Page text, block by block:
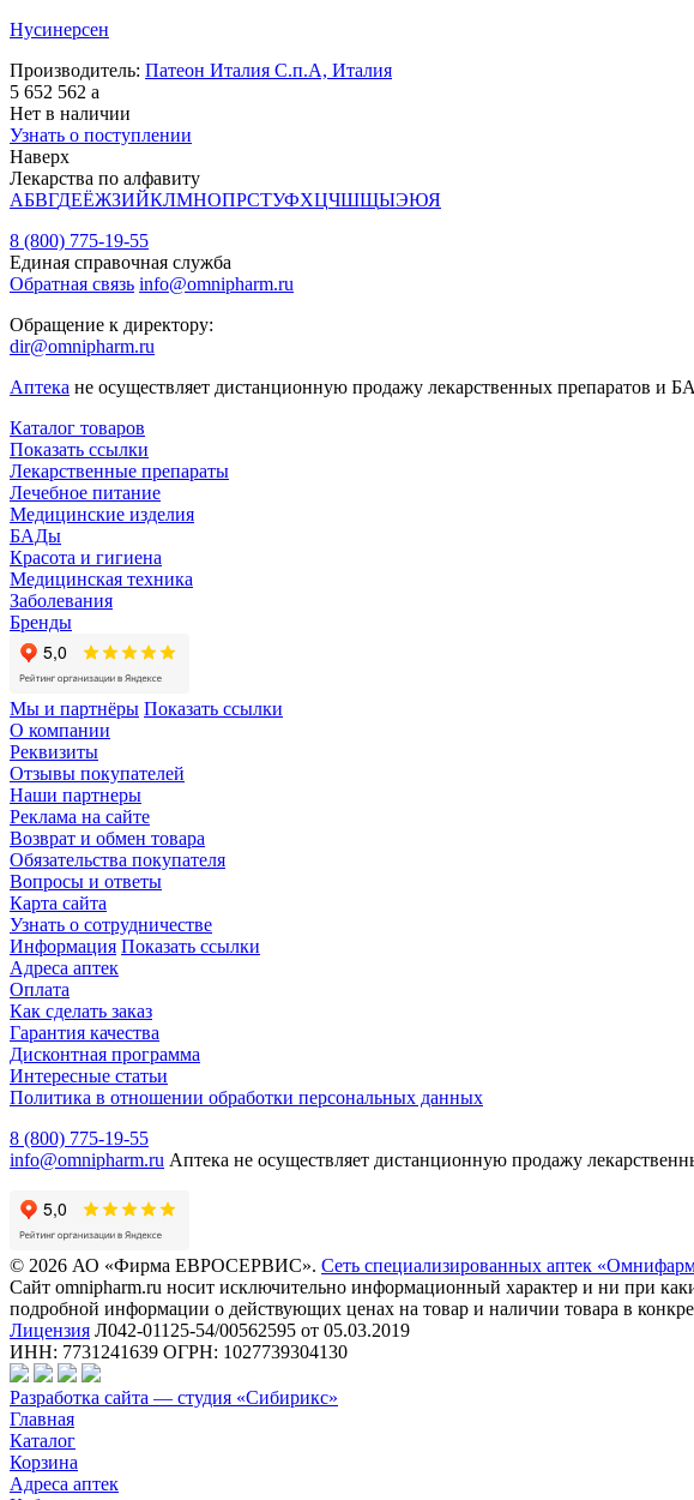
Нусинерсен
Производитель: Патеон Италия С.п.А, Италия
5 652 562 a
Нет в наличии
Узнать о поступлении
Наверх
Лекарства по алфавиту
АБВГДЕЁЖЗИЙКЛМНОПРСТУФХЦЧШЩЫЭЮЯ
8 (800) 775-19-55
Единая справочная служба
Обратная связь info@omnipharm.ru
Обращение к директору:
dir@omnipharm.ru
Аптека не осуществляет дистанционную продажу лекарственных препаратов и
Каталог товаров
Показать ссылки
Лекарственные препараты
Лечебное питание
Медицинские изделия
БАДы
Красота и гигиена
Медицинская техника
Заболевания
Бренды
Мы и партнёры Показать ссылки
О компании
Реквизиты
Отзывы покупателей
Наши партнеры
Реклама на сайте
Возврат и обмен товара
Обязательства покупателя
Вопросы и ответы
Карта сайта
Узнать о сотрудничестве
Информация Показать ссылки
Адреса аптек
Оплата
Как сделать заказ
Гарантия качества
Дисконтная программа
Интересные статьи
Политика в отношении обработки персональных данных
8 (800) 775-19-55
info@omnipharm.ru Аптека не осуществляет дистанционную продажу
© 2026 АО «Фирма ЕВРОСЕРВИС». Сеть специализированных аптек
Сайт omnipharm.ru носит исключительно информационный характер и ни при
подробной информации о действующих ценах на товар и наличии товара в
Лицензия Л042-01125-54/00562595 от 05.03.2019
ИНН: 7731241639 ОГРН: 1027739304130
Разработка сайта — студия «Сибирикс»
Главная
Каталог
Корзина
Адреса аптек